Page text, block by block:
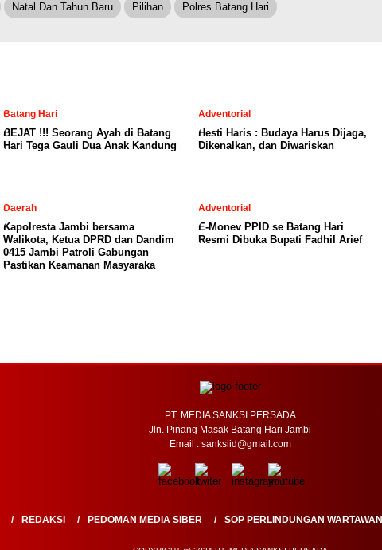
Natal Dan Tahun Baru Pilihan Polres Batang Hari
Batang Hari
BEJAT !!! Seorang Ayah di Batang
Hari Tega Gauli Dua Anak Kandung
Adventorial
Hesti Haris : Budaya Harus Dijaga,
Dikenalkan, dan Diwariskan
Daerah
Kapolresta Jambi bersama
Walikota, Ketua DPRD dan Dandim
0415 Jambi Patroli Gabungan
Pastikan Keamanan Masyaraka
Adventorial
E-Monev PPID se Batang Hari
Resmi Dibuka Bupati Fadhil Arief
PT. MEDIA SANKSI PERSADA
Jln. Pinang Masak Batang Hari Jambi
Email : sanksiid@gmail.com
REDAKSI PEDOMAN MEDIA SIBER SOP PERLINDUNGAN WARTAWAN